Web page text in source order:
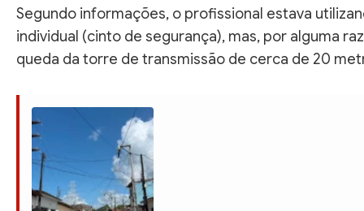
Segundo informações, o profissional estava
individual (cinto de segurança), mas, por alguma
queda da torre de transmissão de cerca de 20